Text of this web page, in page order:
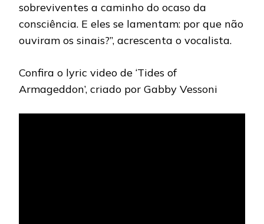
sobreviventes a caminho do ocaso da
consciência. E eles se lamentam: por que não
ouviram os sinais?”, acrescenta o vocalista.
Confira o lyric video de ‘Tides of
Armageddon’, criado por Gabby Vessoni